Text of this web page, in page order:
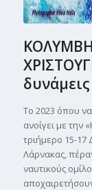
Το 2023 όπου να
ανοίγει με την
τριήμερο 15-17
Λάρνακας,
ναυτικούς